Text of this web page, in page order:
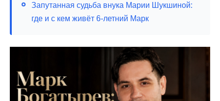
Запутанная судьба внука Марии Шукшиной:
где и с кем живёт 6-летний Марк